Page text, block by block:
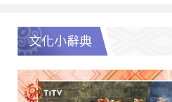
文化小辭典